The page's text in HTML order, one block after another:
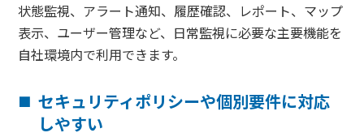
状態監視、アラート通知、履歴確認、レポート、マップ
表示、ユーザー管理など、日常監視に必要な主要機能を
自社環境内で利用できます。
セキュリティポリシーや個別要件に対応
しやすい